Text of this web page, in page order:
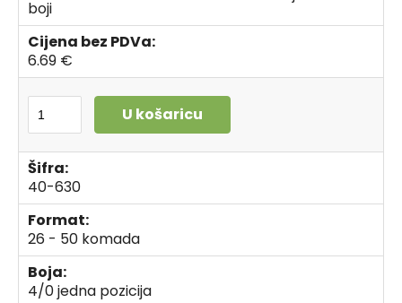
boji
Cijena bez PDVa:
6.69 €
U košaricu
Šifra:
40-630
Format:
26 - 50 komada
Boja:
4/0 jedna pozicija